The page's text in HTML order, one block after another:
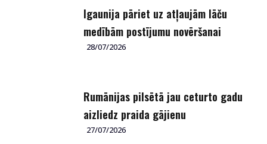
Igaunija pāriet uz atļaujām lāču
medībām postījumu novēršanai
28/07/2026
Rumānijas pilsētā jau ceturto gadu
aizliedz praida gājienu
27/07/2026